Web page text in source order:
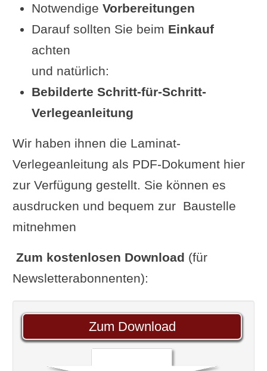
Notwendige Vorbereitungen
Darauf sollten Sie beim Einkauf
achten
und natürlich:
Bebilderte Schritt-für-Schritt-
Verlegeanleitung
Wir haben ihnen die Laminat-
Verlegeanleitung als PDF-Dokument hier
zur Verfügung gestellt. Sie können es
ausdrucken und bequem zur Baustelle
mitnehmen
Zum kostenlosen Download (für
Newsletterabonnenten):
Zum Download